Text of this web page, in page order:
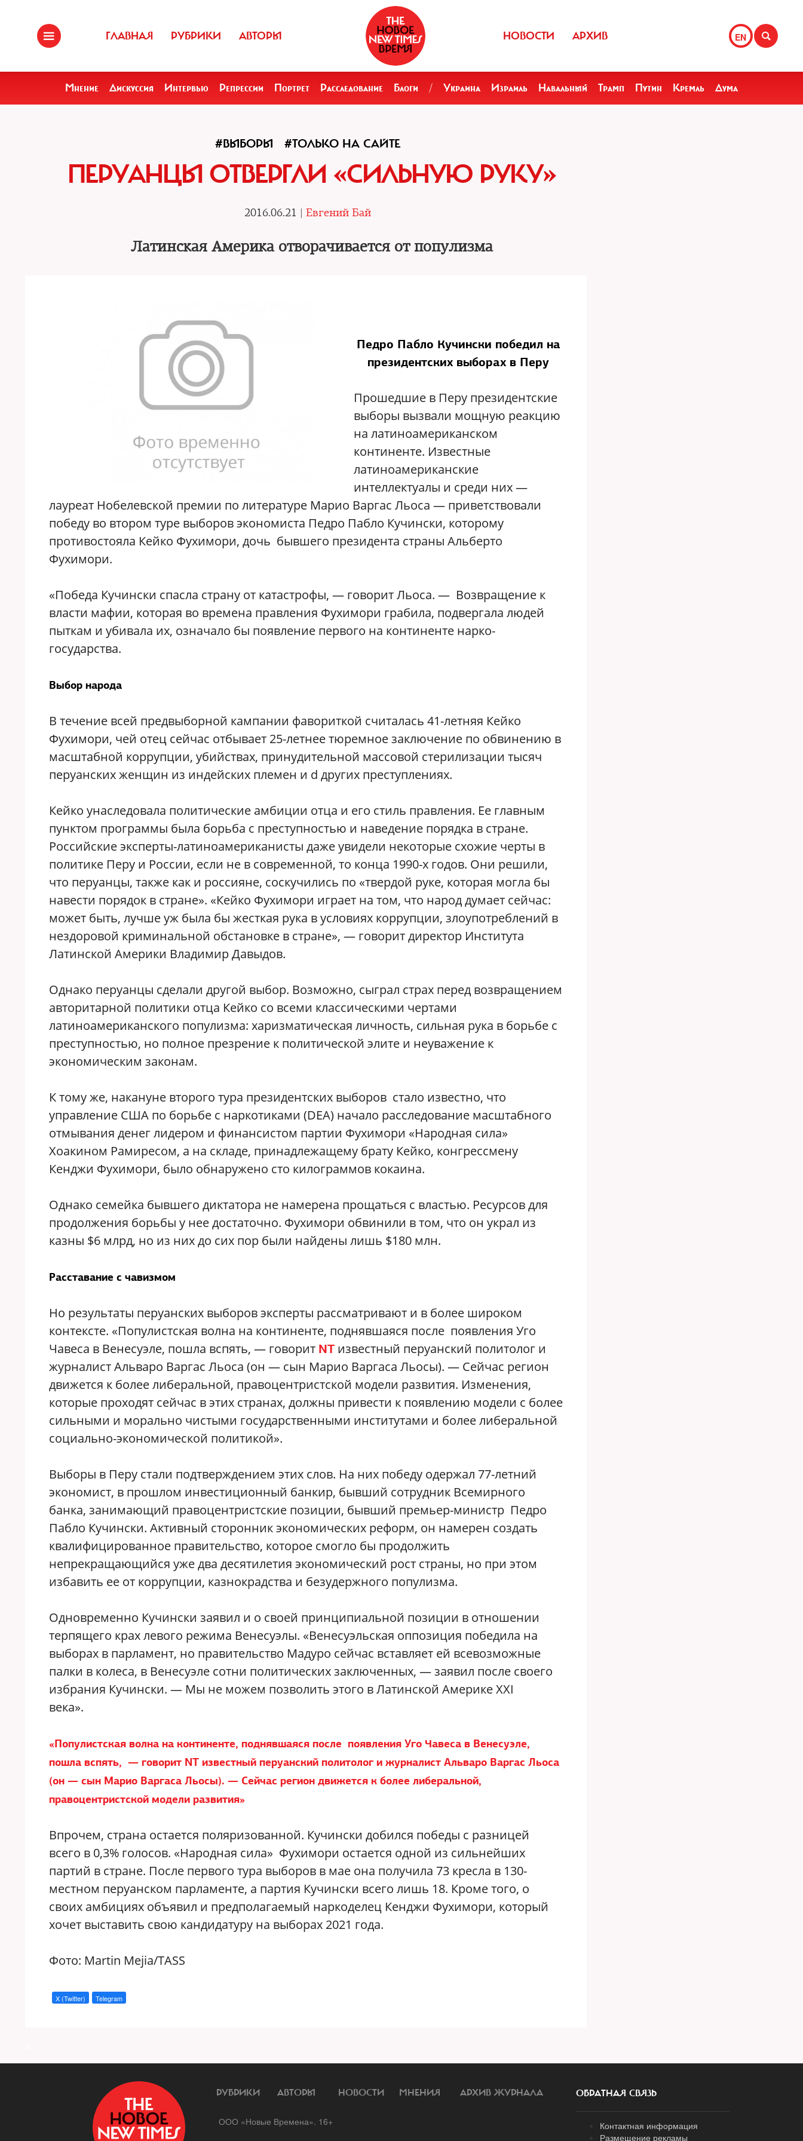
ГЛАВНАЯ РУБРИКИ АВТОРЫ EN
НОВОСТИ АРХИВ
Мнение Дискуссия Интервью Репрессии Портрет Расследование Блоги / Украина Израиль Навальный Трамп Путин Кремль Дума
#ВЫБОРЫ #ТОЛЬКО НА САЙТЕ
ПЕРУАНЦЫ ОТВЕРГЛИ «СИЛЬНУЮ РУКУ»
2016.06.21 | Евгений Бай
Латинская Америка отворачивается от популизма
Педро Пабло Кучински победил на
президентских выборах в Перу
Прошедшие в Перу президентские
выборы вызвали мощную реакцию
на латиноамериканском
континенте. Известные
латиноамериканские
интеллектуалы и среди них —
лауреат Нобелевской премии по литературе Марио Варгас Льоса — приветствовали
победу во втором туре выборов экономиста Педро Пабло Кучински, которому
противостояла Кейко Фухимори, дочь бывшего президента страны Альберто
Фухимори.
«Победа Кучински спасла страну от катастрофы, — говорит Льоса. — Возвращение к
власти мафии, которая во времена правления Фухимори грабила, подвергала людей
пыткам и убивала их, означало бы появление первого на континенте нарко-
государства.
Выбор народа
В течение всей предвыборной кампании фавориткой считалась 41-летняя Кейко
Фухимори, чей отец сейчас отбывает 25-летнее тюремное заключение по обвинению в
масштабной коррупции, убийствах, принудительной массовой стерилизации тысяч
перуанских женщин из индейских племен и d других преступлениях.
Кейко унаследовала политические амбиции отца и его стиль правления. Ее главным
пунктом программы была борьба с преступностью и наведение порядка в стране.
Российские эксперты-латиноамериканисты даже увидели некоторые схожие черты в
политике Перу и России, если не в современной, то конца 1990-х годов. Они решили,
что перуанцы, также как и россияне, соскучились по «твердой руке, которая могла бы
навести порядок в стране». «Кейко Фухимори играет на том, что народ думает сейчас:
может быть, лучше уж была бы жесткая рука в условиях коррупции, злоупотреблений в
нездоровой криминальной обстановке в стране», — говорит директор Института
Латинской Америки Владимир Давыдов.
Однако перуанцы сделали другой выбор. Возможно, сыграл страх перед возвращением
авторитарной политики отца Кейко со всеми классическими чертами
латиноамериканского популизма: харизматическая личность, сильная рука в борьбе с
преступностью, но полное презрение к политической элите и неуважение к
экономическим законам.
К тому же, накануне второго тура президентских выборов стало известно, что
управление США по борьбе с наркотиками (DEA) начало расследование масштабного
отмывания денег лидером и финансистом партии Фухимори «Народная сила»
Хоакином Рамиресом, а на складе, принадлежащему брату Кейко, конгрессмену
Кенджи Фухимори, было обнаружено сто килограммов кокаина.
Однако семейка бывшего диктатора не намерена прощаться с властью. Ресурсов для
продолжения борьбы у нее достаточно. Фухимори обвинили в том, что он украл из
казны $6 млрд, но из них до сих пор были найдены лишь $180 млн.
Расставание с чавизмом
Но результаты перуанских выборов эксперты рассматривают и в более широком
контексте. «Популистская волна на континенте, поднявшаяся после появления Уго
Чавеса в Венесуэле, пошла вспять, — говорит NT известный перуанский политолог и
журналист Альваро Варгас Льоса (он — сын Марио Варгаса Льосы). — Сейчас регион
движется к более либеральной, правоцентристской модели развития. Изменения,
которые проходят сейчас в этих странах, должны привести к появлению модели с более
сильными и морально чистыми государственными институтами и более либеральной
социально-экономической политикой».
Выборы в Перу стали подтверждением этих слов. На них победу одержал 77-летний
экономист, в прошлом инвестиционный банкир, бывший сотрудник Всемирного
банка, занимающий правоцентристские позиции, бывший премьер-министр Педро
Пабло Кучински. Активный сторонник экономических реформ, он намерен создать
квалифицированное правительство, которое смогло бы продолжить
непрекращающийся уже два десятилетия экономический рост страны, но при этом
избавить ее от коррупции, казнокрадства и безудержного популизма.
Одновременно Кучински заявил и о своей принципиальной позиции в отношении
терпящего крах левого режима Венесуэлы. «Венесуэльская оппозиция победила на
выборах в парламент, но правительство Мадуро сейчас вставляет ей всевозможные
палки в колеса, в Венесуэле сотни политических заключенных, — заявил после своего
избрания Кучински. — Мы не можем позволить этого в Латинской Америке XXI
века».
«Популистская волна на континенте, поднявшаяся после появления Уго Чавеса в Венесуэле,
пошла вспять, — говорит NT известный перуанский политолог и журналист Альваро Варгас Льоса
(он — сын Марио Варгаса Льосы). — Сейчас регион движется к более либеральной,
правоцентристской модели развития»
Впрочем, страна остается поляризованной. Кучински добился победы с разницей
всего в 0,3% голосов. «Народная сила» Фухимори остается одной из сильнейших
партий в стране. После первого тура выборов в мае она получила 73 кресла в 130-
местном перуанском парламенте, а партия Кучински всего лишь 18. Кроме того, о
своих амбициях объявил и предполагаемый наркоделец Кенджи Фухимори, который
хочет выставить свою кандидатуру на выборах 2021 года.
Фото: Martin Mejia/TASS
X (Twitter) Telegram
РУБРИКИ АВТОРЫ НОВОСТИ МНЕНИЯ АРХИВ ЖУРНАЛА
ООО «Новые Времена». 16+
ОБРАТНАЯ СВЯЗЬ
Контактная информация
Размещение рекламы